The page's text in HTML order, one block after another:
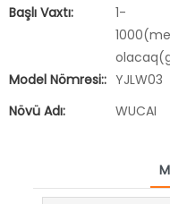
Başlı Vaxtı:
1-
Model Nömrəsi:: YJLW03
Növü Adı:
WUCAI